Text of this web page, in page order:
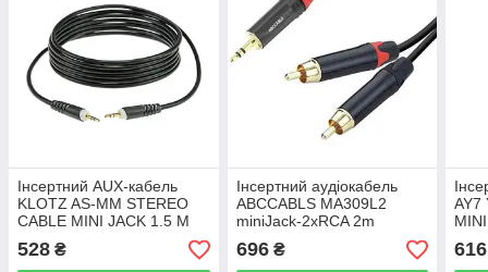
Інсертний AUX-кабель
KLOTZ AS-MM STEREO
CABLE MINI JACK 1.5 M
528 ₴
Інсертний аудіокабель
ABCCABLS MA309L2
miniJack-2xRCA 2m
696₴
AY7
M
616